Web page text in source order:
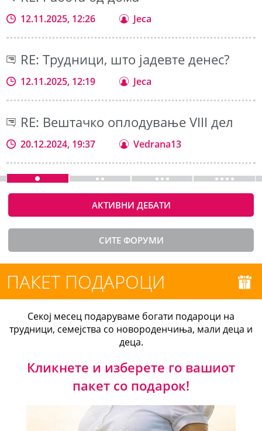
12.11.2025, 12:26 Jeca
RE: Трудници, што јадевте денес?
12.11.2025, 12:19 Jeca
RE: Вештачко оплодување VIII дел
20.12.2024, 19:37 Vedrana13
АКТИВНИ ДЕБАТИ
СИТЕ ФОРУМИ
ПАКЕТ ПОДАРОЦИ
Секој месец подаруваме богати подароци на
трудници, семејства со новороденчиња, мали деца и
деца.
Кликнете и изберете го вашиот
пакет со подарок!